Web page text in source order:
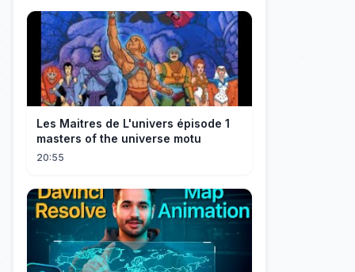
Les Maitres de L'univers épisode 1
masters of the universe motu
20:55